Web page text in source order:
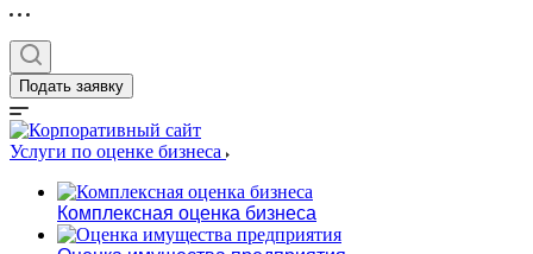
Подать заявку
Услуги по оценке бизнеса
Комплексная оценка бизнеса